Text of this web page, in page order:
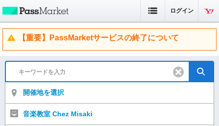
ログイン
【重要】PassMarketサービスの終了について
開催地を選択
音楽教室 Chez Misaki